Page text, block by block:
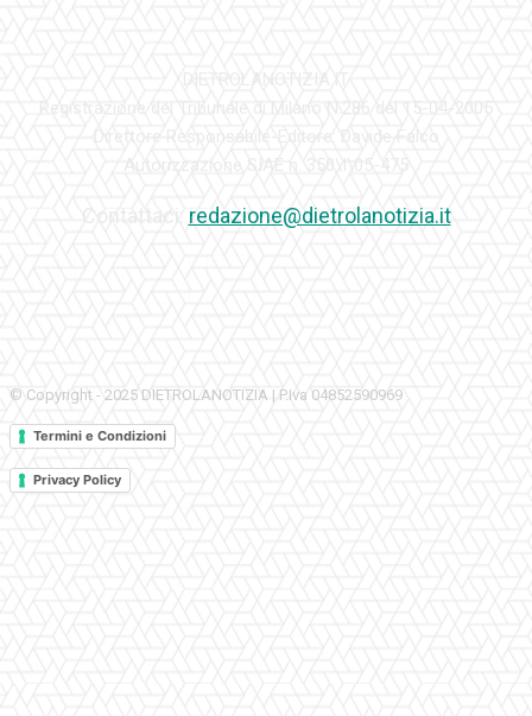
redazione@dietrolanotizia.it
© Copyright - 2025 DIETROLANOTIZIA | P.Iva 04852590969
Termini e Condizioni
Privacy Policy